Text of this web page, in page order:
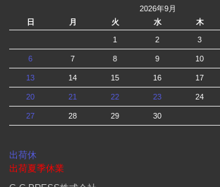
2026年9月
日
月 火 水 木
1 2 3
6 7 8 9 10
13 14 15 16 17
20 21 22 23 24
27 28 29 30
出荷休
出荷夏季休業